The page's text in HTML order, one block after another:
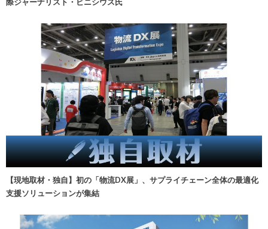
【現地取材・独自】初の「物流DX展」、サプライチェーン全体の最適化
支援ソリューションが集結